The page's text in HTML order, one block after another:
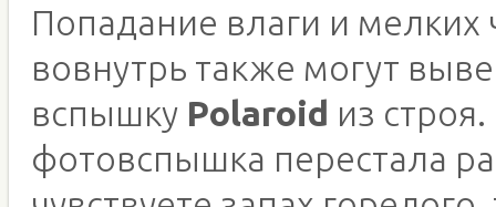
Попадание влаги и мелких
вовнутрь также могут
вспышку Polaroid из
фотовспышка перестала